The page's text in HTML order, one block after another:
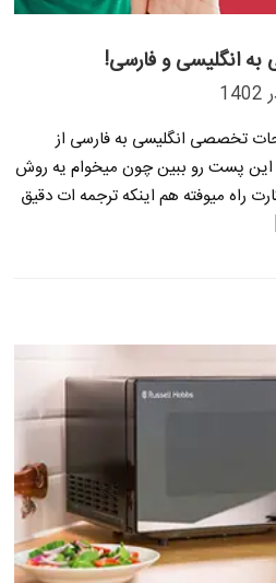
انگلیسی و فارسی!
تخصصی انگلیسی به فارسی از
این پست رو ببین چون میخوام یه روش
راه میوفته هم اینکه ترجمه ات دقیق